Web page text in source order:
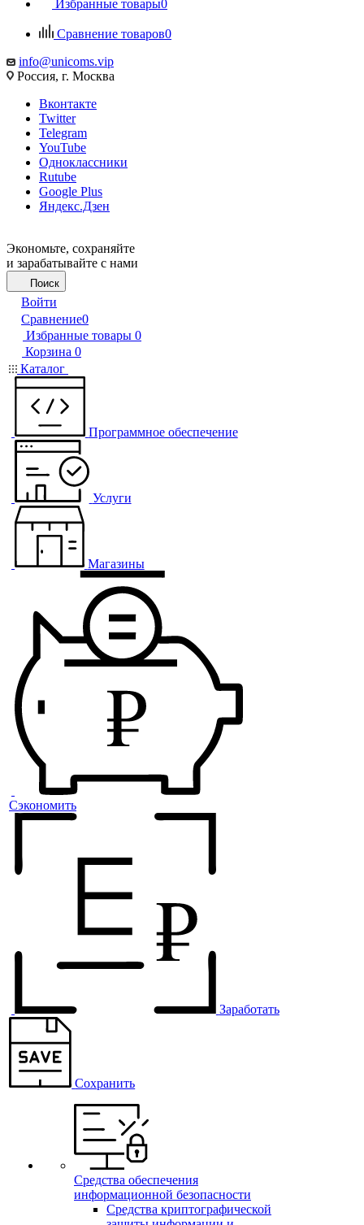
Избранные товары0
Сравнение товаров0
info@unicoms.vip
Россия, г. Москва
Вконтакте
Twitter
Telegram
YouTube
Одноклассники
Rutube
Google Plus
Яндекс.Дзен
Экономьте, сохраняйте
и зарабатывайте с нами
Поиск
Войти
Сравнение0
Избранные товары 0
Корзина 0
Каталог
Программное обеспечение
Услуги
Магазины
Сэкономить
Заработать
Сохранить
Средства обеспечения
информационной безопасности
Средства криптографической